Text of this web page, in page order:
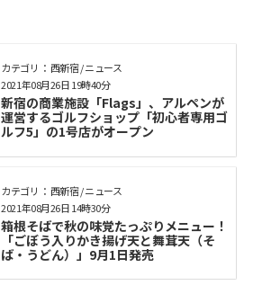
カテゴリ： 西新宿 / ニュース
新宿の商業施設「Flags」、アルペンが
運営するゴルフショップ「初心者専用ゴ
ルフ5」の1号店がオープン
2021年08月26日 19時40分
カテゴリ： 西新宿 / ニュース
箱根そばで秋の味覚たっぷりメニュー！
「ごぼう入りかき揚げ天と舞茸天（そ
ば・うどん）」9月1日発売
2021年08月26日 14時30分